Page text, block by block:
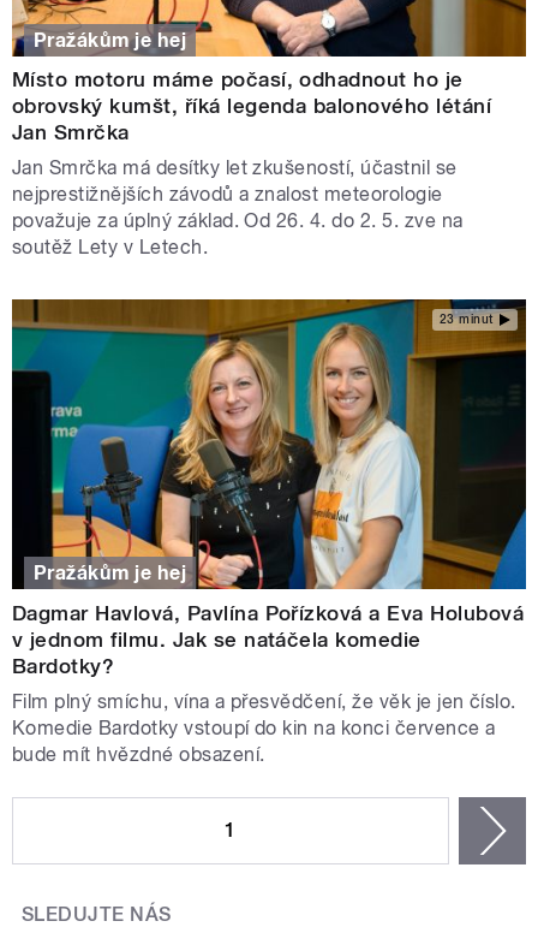
Pražákům je hej
Místo motoru máme počasí, odhadnout ho je
obrovský kumšt, říká legenda balonového létání
Jan Smrčka
Jan Smrčka má desítky let zkušeností, účastnil se
nejprestižnějších závodů a znalost meteorologie
považuje za úplný základ. Od 26. 4. do 2. 5. zve na
soutěž Lety v Letech.
23 minut
Pražákům je hej
Dagmar Havlová, Pavlína Pořízková a Eva Holubová
v jednom filmu. Jak se natáčela komedie
Bardotky?
Film plný smíchu, vína a přesvědčení, že věk je jen číslo.
Komedie Bardotky vstoupí do kin na konci července a
bude mít hvězdné obsazení.
1
SLEDUJTE NÁS